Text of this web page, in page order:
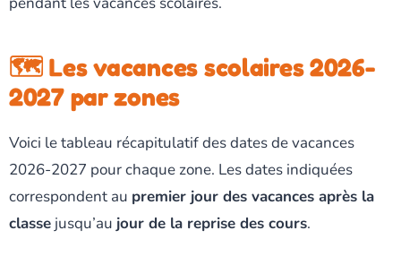
🗺️ Les vacances scolaires 2026-
2027 par zones
Voici le tableau récapitulatif des dates de vacances
2026-2027 pour chaque zone. Les dates indiquées
correspondent au premier jour des vacances après la
classe jusqu’au jour de la reprise des cours.